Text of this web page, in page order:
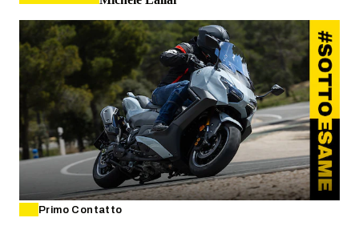
Primo Contatto